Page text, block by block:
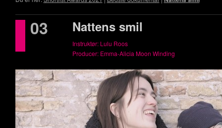
03 Nattens smil
Instruktør: Lulu Roos
Producer: Emma-Alicia Moon Winding